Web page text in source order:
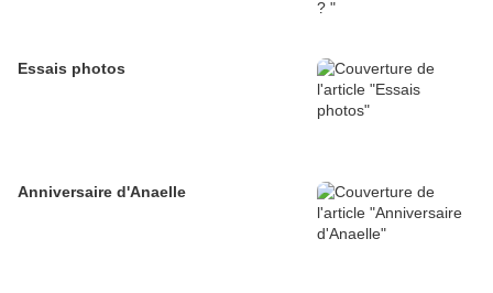
Essais photos
Anniversaire d'Anaelle